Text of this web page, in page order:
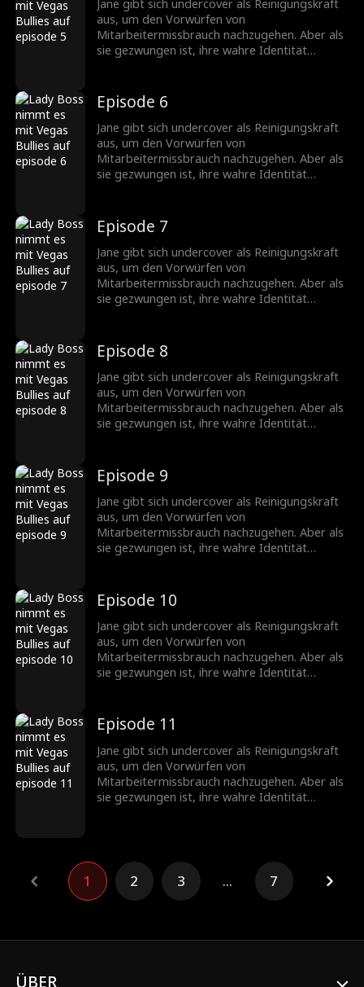
Jane gibt sich undercover als Reinigungskraft
aus, um den Vorwürfen von
Mitarbeitermissbrauch nachzugehen. Aber als
sie gezwungen ist, ihre wahre Identität
jemand ihre Identität als Vorstand des
Casinos gestohlen! Was kann sie als mittellose
Reinigungskraft tun?
Episode 6
Jane gibt sich undercover als Reinigungskraft
aus, um den Vorwürfen von
Mitarbeitermissbrauch nachzugehen. Aber als
sie gezwungen ist, ihre wahre Identität
jemand ihre Identität als Vorstand des
Casinos gestohlen! Was kann sie als mittellose
Reinigungskraft tun?
Episode 7
Jane gibt sich undercover als Reinigungskraft
aus, um den Vorwürfen von
Mitarbeitermissbrauch nachzugehen. Aber als
sie gezwungen ist, ihre wahre Identität
jemand ihre Identität als Vorstand des
Casinos gestohlen! Was kann sie als mittellose
Reinigungskraft tun?
Episode 8
Jane gibt sich undercover als Reinigungskraft
aus, um den Vorwürfen von
Mitarbeitermissbrauch nachzugehen. Aber als
sie gezwungen ist, ihre wahre Identität
jemand ihre Identität als Vorstand des
Casinos gestohlen! Was kann sie als mittellose
Reinigungskraft tun?
Episode 9
Jane gibt sich undercover als Reinigungskraft
aus, um den Vorwürfen von
Mitarbeitermissbrauch nachzugehen. Aber als
sie gezwungen ist, ihre wahre Identität
jemand ihre Identität als Vorstand des
Casinos gestohlen! Was kann sie als mittellose
Reinigungskraft tun?
Episode 10
Jane gibt sich undercover als Reinigungskraft
aus, um den Vorwürfen von
Mitarbeitermissbrauch nachzugehen. Aber als
sie gezwungen ist, ihre wahre Identität
jemand ihre Identität als Vorstand des
Casinos gestohlen! Was kann sie als mittellose
Reinigungskraft tun?
Episode 11
Jane gibt sich undercover als Reinigungskraft
aus, um den Vorwürfen von
Mitarbeitermissbrauch nachzugehen. Aber als
sie gezwungen ist, ihre wahre Identität
Casinos gestohlen! Was kann sie als mittellose
Reinigungskraft tun?
1 2 3 ... 7
ÜBER